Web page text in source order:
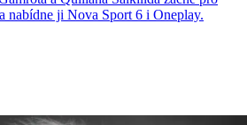
nabídne ji Nova Sport 6 i Oneplay.